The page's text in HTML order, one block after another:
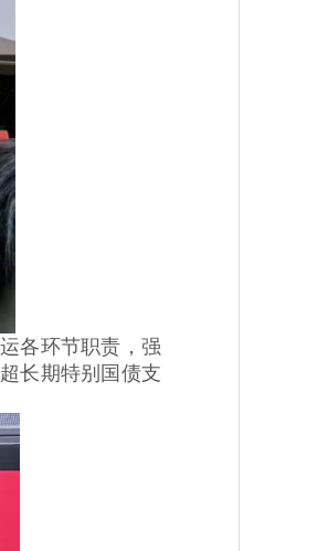
各环节职责，强
长期特别国债支